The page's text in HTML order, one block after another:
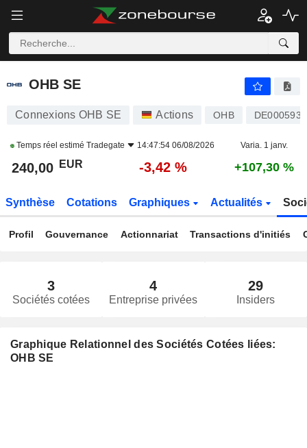
OHB SE
OHB SE
Connexions OHB SE Actions OHB
Temps réel estimé Tradegate 14:47:54 06/08/2026 Varia. 1 janv.
240,00 EUR -3,42 % +107,30 %
Synthèse Cotations Graphiques Actualités
Profil Gouvernance Actionnariat Transactions d'initiés
3
Sociétés cotées
4
Entreprise privées
29
Insiders
Graphique Relationnel des Sociétés Cotées liées:
OHB SE